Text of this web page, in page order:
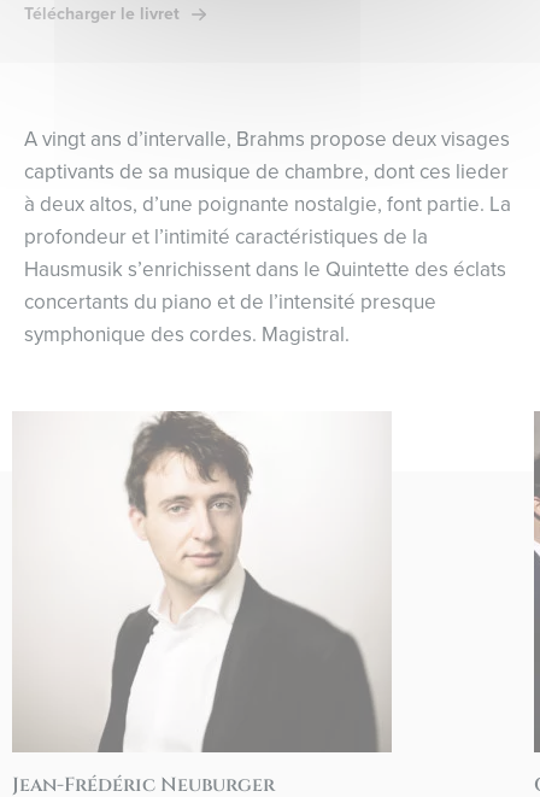
Télécharger le livret
A vingt ans d’intervalle, Brahms propose deux visages
captivants de sa musique de chambre, dont ces lieder
à deux altos, d’une poignante nostalgie, font partie. La
profondeur et l’intimité caractéristiques de la
Hausmusik s’enrichissent dans le Quintette des éclats
concertants du piano et de l’intensité presque
symphonique des cordes. Magistral.
Jean-Frédéric Neuburger